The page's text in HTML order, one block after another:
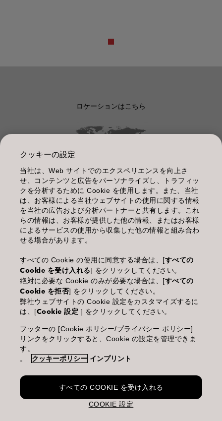
ロケーションはこちら
管理情報
利用規約
個人情報保護指針
化粧品等の使用上の注意
(土・日・休日を除く 9:00-12:00 / 13:00-17:00)
※年末年始休業；12/30~1/4
Goldwell is part of Kao Salon Division.
Making life beautiful for salons, stylists and their clients.
クッキーの設定
当社は、Web サイトでのエクスペリエンスを向上さ
せ、コンテンツと広告をパーソナライズし、トラフィッ
クを分析するために Cookie を使用します。また、当社
は、お客様による当社ウェブサイトの使用に関する情報
を当社の広告および分析パートナーと共有します。これ
らの情報は、お客様が提供した他の情報、またはお客様
によるサービスの使用から収集した他の情報と組み合わ
せる場合があります。
すべての Cookie の使用に同意する場合は、[すべての
Cookie を受け入れる] をクリックしてください。
絶対に必要な Cookie のみが必要な場合は、[すべての
Cookie を拒否] をクリックしてください。
弊社ウェブサイトの Cookie 設定をカスタマイズするに
は、[Cookie 設定 ] をクリックしてください。
フッターの [Cookie ポリシー/プライバシー ポリシー]
リンクをクリックすると、Cookie の設定を管理できま
す。
。
クッキーポリシー インプリント
COOKIE 設定
すべての COOKIE を受け入れる